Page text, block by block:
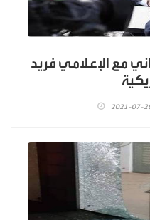
مع الإعلامي فريد
2021-07-